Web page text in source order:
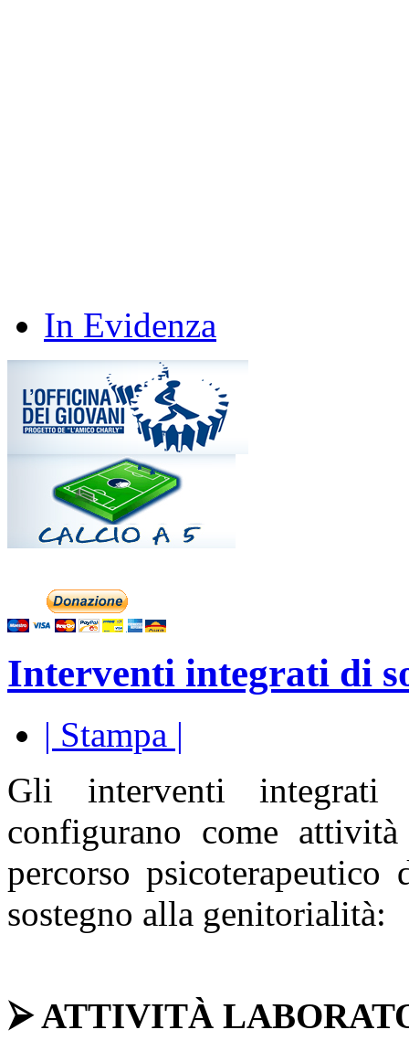
In Evidenza
Interventi integrati di
| Stampa |
Gli interventi
configurano come
percorso psicoterapeutico
sostegno alla genitorialità:
⮚ ATTIVITÀ